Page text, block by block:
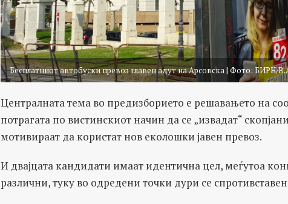
Бесплатниот автобуски превоз главен адут на Арсовска | Фото: БИРН/
Централната тема во предизборието е решавањето на
потрагата по вистинскиот начин да се „извадат“
мотивираат да користат нов еколошки јавен превоз.
И двајцата кандидати имаат идентична цел, меѓутоа
различни, туку во одредени точки дури се